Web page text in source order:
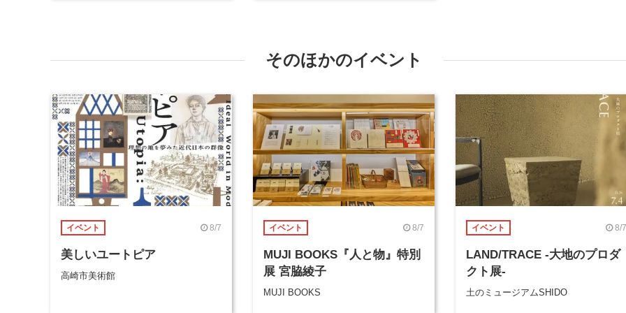
そのほかのイベント
イベント 8/7
美しいユートピア
高崎市美術館
イベント 8/7
MUJI BOOKS『人と物』特別
展 宮脇綾子
MUJI BOOKS
イベント 8/7
LAND/TRACE -大地のプロダ
クト展-
土のミュージアムSHIDO